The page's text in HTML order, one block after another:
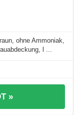
ohne Ammoniak,
l ...
»